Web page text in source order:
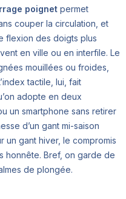
poignet permet
couper la circulation, et
flexion des doigts plus
en ville ou en interfile. Le
mouillées ou froides,
tactile, lui, fait
adopte en deux
un smartphone sans retirer
d’un gant mi-saison
un gant hiver, le compromis
honnête. Bref, on garde de
de plongée.